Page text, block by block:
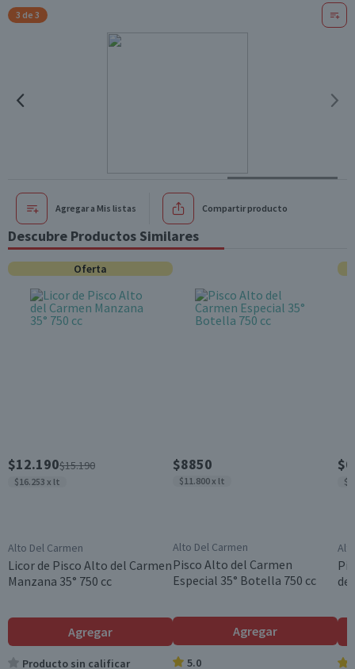
3 de 3
Agregar a Mis listas Compartir producto
Descubre Productos Similares
Oferta
$12.190$15.190
$16.253 x lt
Alto Del Carmen
Licor de Pisco Alto del Carmen
Manzana 35° 750 cc
Agregar
Producto sin calificar
$8850
$11.800 x lt
Alto Del Carmen
Pisco Alto del Carmen
Especial 35° Botella 750 cc
Agregar
5.0